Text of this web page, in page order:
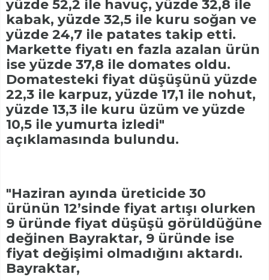
yüzde 52,2 ile havuç, yüzde 32,8 ile
kabak, yüzde 32,5 ile kuru soğan ve
yüzde 24,7 ile patates takip etti.
Markette fiyatı en fazla azalan ürün
ise yüzde 37,8 ile domates oldu.
Domatesteki fiyat düşüşünü yüzde
22,3 ile karpuz, yüzde 17,1 ile nohut,
yüzde 13,3 ile kuru üzüm ve yüzde
10,5 ile yumurta izledi"
açıklamasında bulundu.
"Haziran ayında üreticide 30
ürünün 12’sinde fiyat artışı olurken
9 üründe fiyat düşüşü görüldüğüne
değinen Bayraktar, 9 üründe ise
fiyat değişimi olmadığını aktardı.
Bayraktar,